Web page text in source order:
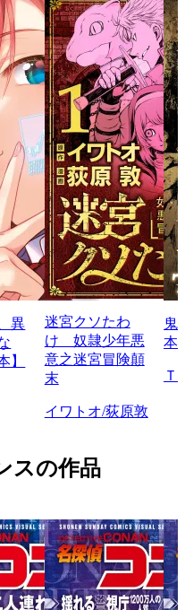
異
】
迷宮クソたわ
け 奴隷少年悪
意之迷宮冒険顛
末
イワトオ/荻原敦
鬼
本
Ｔ
スの作品